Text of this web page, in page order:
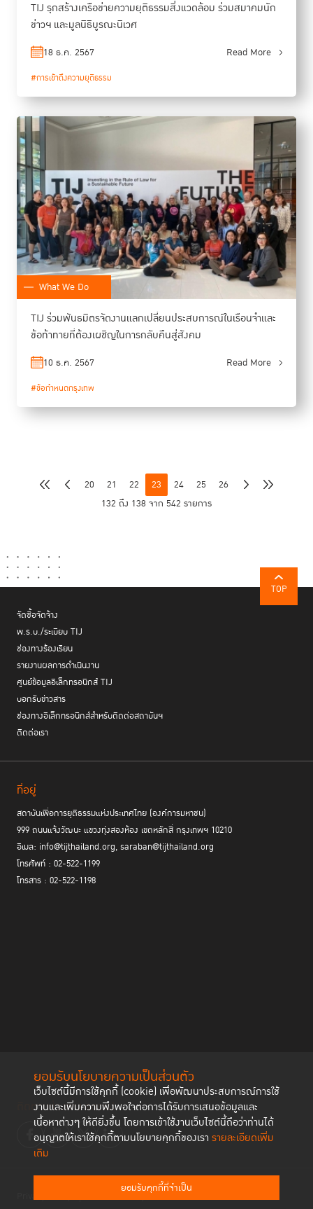
ยอมรับนโยบายความเป็นส่วนตัว
เว็บไซต์นี้มีการใช้คุกกี้ (cookie) เพื่อพัฒนาประสบการณ์การใช้
งานและเพิ่มความพึงพอใจต่อการได้รับการเสนอข้อมูลและ
เนื้อหาต่างๆ ให้ดียิ่งขึ้น โดยการเข้าใช้งานเว็บไซต์นี้ถือว่าท่านได้
อนุญาตให้เราใช้คุกกี้ตามนโยบายคุกกี้ของเรา รายละเอียดเพิ่ม
เติม
ยอมรับคุกกี้ที่จำเป็น
TIJ รุกสร้างเครือข่ายความยุติธรรมสิ่งแวดล้อม ร่วมสมาคมนัก
ข่าวฯ และมูลนิธิบูรณะนิเวศ
18 ธ.ค. 2567 Read More
#การเข้าถึงความยุติธรรม
What We Do
TIJ ร่วมพันธมิตรจัดงานแลกเปลี่ยนประสบการณ์ในเรือนจำและ
ข้อท้าทายที่ต้องเผชิญในการกลับคืนสู่สังคม
10 ธ.ค. 2567 Read More
#ข้อกำหนดกรุงเทพ
20 21 22 23 24 25
26
132 ถึง 138 จาก 542 รายการ
TOP
จัดซื้อจัดจ้าง
พ.ร.บ./ระเบียบ TIJ
ช่องทางร้องเรียน
รายงานผลการดำเนินงาน
ศูนย์ข้อมูลอิเล็กทรอนิกส์ TIJ
บอกรับข่าวสาร
ช่องทางอิเล็กทรอนิกส์สำหรับติดต่อสถาบันฯ
ติดต่อเรา
ที่อยู่
สถาบันเพื่อการยุติธรรมแห่งประเทศไทย (องค์การมหาชน)
999 ถนนแจ้งวัฒนะ แขวงทุ่งสองห้อง เขตหลักสี่ กรุงเทพฯ 10210
อีเมล: info@tijthailand.org, saraban@tijthailand.org
โทรศัพท์ : 02-522-1199
โทรสาร : 02-522-1198
ติดตามช่องทาง social
Privacy Policy Cookies Policy